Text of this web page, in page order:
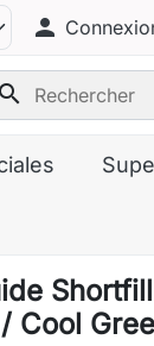
person
search
Cool